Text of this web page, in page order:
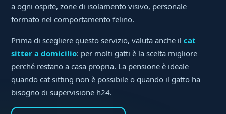
a ogni ospite, zone di isolamento visivo, personale
formato nel comportamento felino.
Prima di scegliere questo servizio, valuta anche ilcat
sitter a domicilio: per molti gatti è la scelta migliore
perché restano a casa propria. La pensione è ideale
quando cat sitting non è possibile o quando il gatto ha
bisogno di supervisione h24.